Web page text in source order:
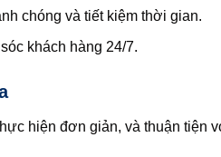
chóng và tiết kiệm thời gian.
khách hàng 24/7.
hiện đơn giản, và thuận tiện